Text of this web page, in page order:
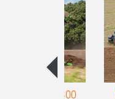
Teres 300